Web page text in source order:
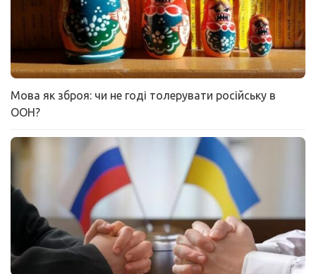
Мова як зброя: чи не годі толерувати російську в
ООН?